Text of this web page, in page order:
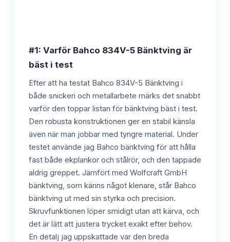
#1: Varför Bahco 834V-5 Bänktving är
bäst i test
Efter att ha testat Bahco 834V-5 Bänktving i
både snickeri och metallarbete märks det snabbt
varför den toppar listan för bänktving bäst i test.
Den robusta konstruktionen ger en stabil känsla
även när man jobbar med tyngre material. Under
testet använde jag Bahco bänktving för att hålla
fast både ekplankor och stålrör, och den tappade
aldrig greppet. Jämfört med Wolfcraft GmbH
bänktving, som känns något klenare, står Bahco
bänktving ut med sin styrka och precision.
Skruvfunktionen löper smidigt utan att kärva, och
det är lätt att justera trycket exakt efter behov.
En detalj jag uppskattade var den breda